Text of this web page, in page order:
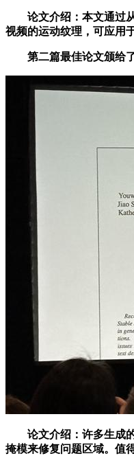
论文介绍：本文通过从
视频的运动纹理，可应用
第二篇最佳论文颁给了
论文介绍：许多生成的
掩模来修复问题区域。值